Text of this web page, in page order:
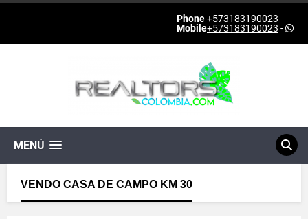
Phone+573183190023
Mobile+573183190023 -
MENÚ
VENDO CASA DE CAMPO KM 30